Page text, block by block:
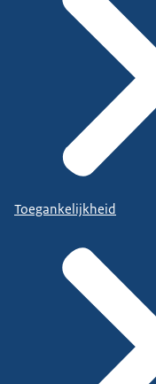
Toegankelijkheid